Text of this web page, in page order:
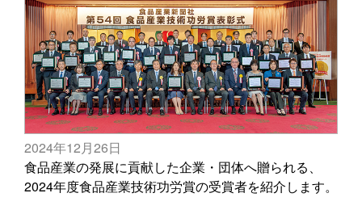
2024年12月26日
食品産業の発展に貢献した企業・団体へ贈られる、
2024年度食品産業技術功労賞の受賞者を紹介します。